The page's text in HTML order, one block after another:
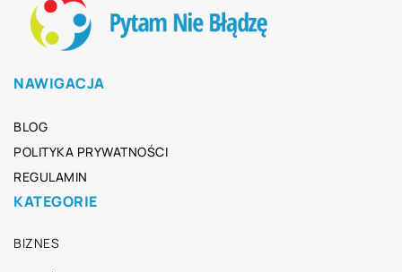
NAWIGACJA
BLOG
POLITYKA PRYWATNOŚCI
REGULAMIN
KATEGORIE
BIZNES